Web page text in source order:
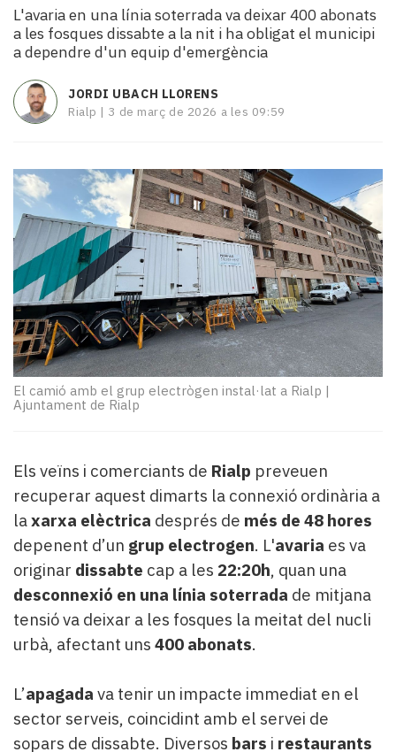
Cultura
Esports
Mai
tant!
TV
i
temps
Reportatges
Entrevistes
Enquestes
A
escena!
Dis
la
teva!
Subscriptors
La
newsletter
Contingut
patrocinat
més
llegit...
Editorial
L'avaria en una línia soterrada va deixar 400 abonats
a les fosques dissabte a la nit i ha obligat el municipi
a dependre d'un equip d'emergència
JORDI UBACH LLORENS
Rialp | 3 de març de 2026 a les 09:59
El camió amb el grup electrògen instal·lat a Rialp |
Ajuntament de Rialp
Els veïns i comerciants de Rialp preveuen
recuperar aquest dimarts la connexió ordinària a
laxarxa elèctrica després de més de 48 hores
depenent d’un grup electrogen. L'avaria es va
originar dissabte cap a les 22:20h, quan una
desconnexió en una línia soterrada de mitjana
tensió va deixar a les fosques la meitat del nucli
urbà, afectant uns 400 abonats.
L’apagada va tenir un impacte immediat en el
sector serveis, coincidint amb el servei de
sopars de dissabte. Diversos bars i restaurants